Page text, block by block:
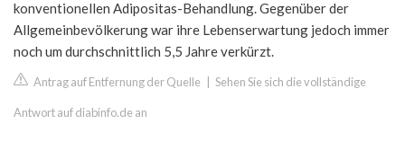
konventionellen Adipositas-Behandlung. Gegenüber der
Allgemeinbevölkerung war ihre Lebenserwartung jedoch immer
noch um durchschnittlich 5,5 Jahre verkürzt.
Antrag auf Entfernung der Quelle Sehen Sie sich die vollständige
Antwort auf diabinfo.de an